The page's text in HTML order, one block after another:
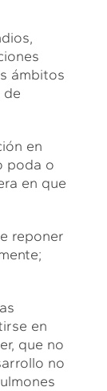
ámbitos
de
en
poda o
en que
reponer
en
que no
no